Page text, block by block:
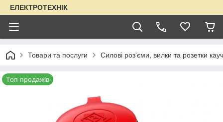
ЕЛЕКТРОТЕХНІК
Товари та послуги Силові роз'єми, вилки та розетки
Топ продажів